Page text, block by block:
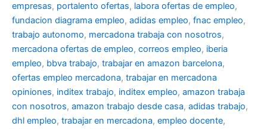
empresas, portalento ofertas, labora ofertas de empleo,
fundacion diagrama empleo, adidas empleo, fnac empleo,
trabajo autonomo, mercadona trabaja con nosotros,
mercadona ofertas de empleo, correos empleo, iberia
empleo, bbva trabajo, trabajar en amazon barcelona,
ofertas empleo mercadona, trabajar en mercadona
opiniones, inditex trabajo, inditex empleo, amazon trabaja
con nosotros, amazon trabajo desde casa, adidas trabajo,
dhl empleo, trabajar en mercadona, empleo docente,